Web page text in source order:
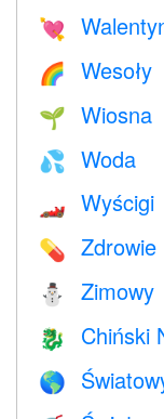
💘
🌈 Wesoły
🌱 Wiosna
💦 Woda
🏎 Wyścigi
💊 Zdrowie
⛄ Zimowy
🐉 Chiński
🌎